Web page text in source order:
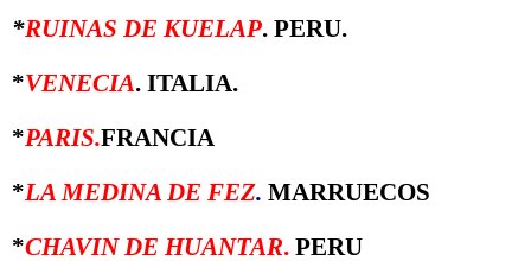
*RUINAS DE KUELAP. PERU.
*VENECIA. ITALIA.
*PARIS.FRANCIA
*LA MEDINA DE FEZ. MARRUECOS
*CHAVIN DE HUANTAR. PERU